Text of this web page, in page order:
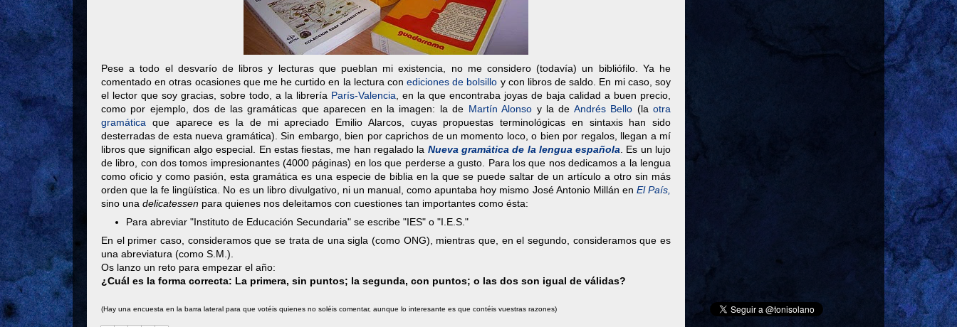
Pese a todo el desvarío de libros y lecturas que pueblan mi existencia, no me considero (todavía) un bibliófilo. Ya he
comentado en otras ocasiones que me he curtido en la lectura conediciones de bolsillo y con libros de saldo. En mi caso, soy
el lector que soy gracias, sobre todo, a la librería París-Valencia , en la que encontraba joyas de baja calidad a buen precio,
como por ejemplo, dos de las gramáticas que aparecen en la imagen: la de Martín Alonso y la de Andrés Bello (laotra
gramática que aparece es la de mi apreciado Emilio Alarcos, cuyas propuestas terminológicas en sintaxis han sido
desterradas de esta nueva gramática). Sin embargo, bien por caprichos de un momento loco, o bien por regalos, llegan a mí
libros que significan algo especial. En estas fiestas, me han regalado la Nueva gramática de la lengua española . Es un lujo
de libro, con dos tomos impresionantes (4000 páginas) en los que perderse a gusto. Para los que nos dedicamos a la lengua
como oficio y como pasión, esta gramática es una especie de biblia en la que se puede saltar de un artículo a otro sin más
orden que la fe lingüística. No es un libro divulgativo, ni un manual, como apuntaba hoy mismo José Antonio Millán en El País,
sino una delicatessen para quienes nos deleitamos con cuestiones tan importantes como ésta:
Para abreviar "Instituto de Educación Secundaria" se escribe "IES" o "I.E.S."
En el primer caso, consideramos que se trata de una sigla (como ONG), mientras que, en el segundo, consideramos que es
una abreviatura (como S.M.).
Os lanzo un reto para empezar el año:
¿Cuál es la forma correcta: La primera, sin puntos; la segunda, con puntos; o las dos son igual de válidas?
(Hay una encuesta en la barra lateral para que votéis quienes no soléis comentar, aunque lo interesante es que contéis vuestras razones)